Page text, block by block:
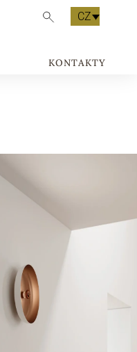
CZ
KONTAKTY
pro
verzích a
lze
MoMa
světla,